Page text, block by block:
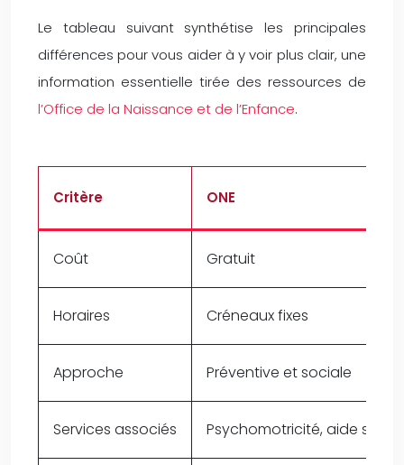
Le tableau suivant synthétise les principales
différences pour vous aider à y voir plus clair, une
information essentielle tirée des ressources de
l’Office de la Naissance et de l’Enfance.
Critère ONE
Coût Gratuit
Horaires Créneaux fixes
Approche Préventive et sociale
Services associés Psychomotricité, aide